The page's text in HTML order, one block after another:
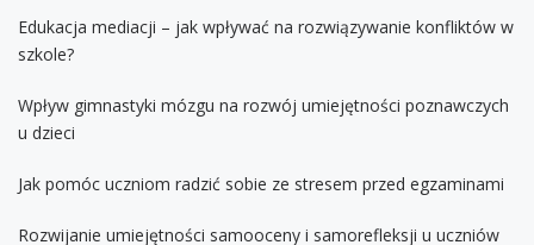
Edukacja mediacji – jak wpływać na rozwiązywanie konfliktów w
szkole?
Wpływ gimnastyki mózgu na rozwój umiejętności poznawczych
u dzieci
Jak pomóc uczniom radzić sobie ze stresem przed egzaminami
Rozwijanie umiejętności samooceny i samorefleksji u uczniów